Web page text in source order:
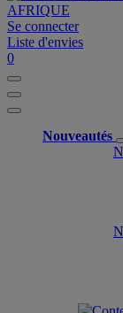
AFRIQUE
Se connecter
Liste d'envies
0
Nouveautés